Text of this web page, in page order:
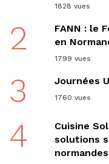
1828 vues
2
FANN : le
en
1799 vues
3 Journées
1760 vues
4
Cuisine
solutions
normandes